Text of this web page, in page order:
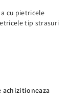
cu pietricele
tip strasuri
achizitioneaza